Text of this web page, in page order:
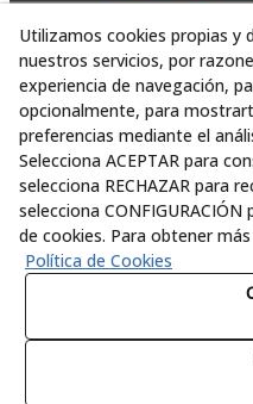
Utilizamos cookies propias y
nuestros servicios, por
experiencia de navegación,
opcionalmente, para
preferencias mediante el
Selecciona ACEPTAR para
selecciona RECHAZAR para
selecciona
de cookies. Para obtener
Política de Cookies